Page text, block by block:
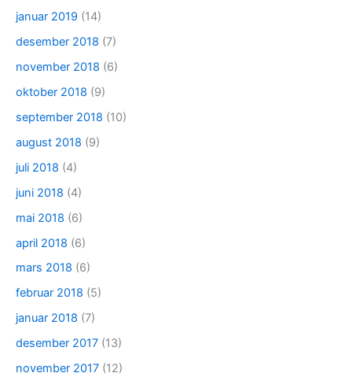
januar 2019 (14)
desember 2018 (7)
november 2018 (6)
oktober 2018 (9)
september 2018 (10)
august 2018 (9)
juli 2018 (4)
juni 2018 (4)
mai 2018 (6)
april 2018 (6)
mars 2018 (6)
februar 2018 (5)
januar 2018 (7)
desember 2017 (13)
november 2017 (12)